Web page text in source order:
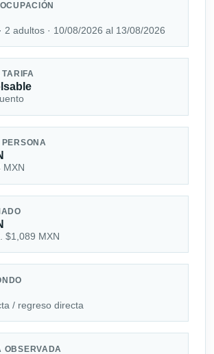
2 adultos · 10/08/2026 al 13/08/2026
TARIFA
PERSONA
MXN
$1,089 MXN
/ regreso directa
OBSERVADA